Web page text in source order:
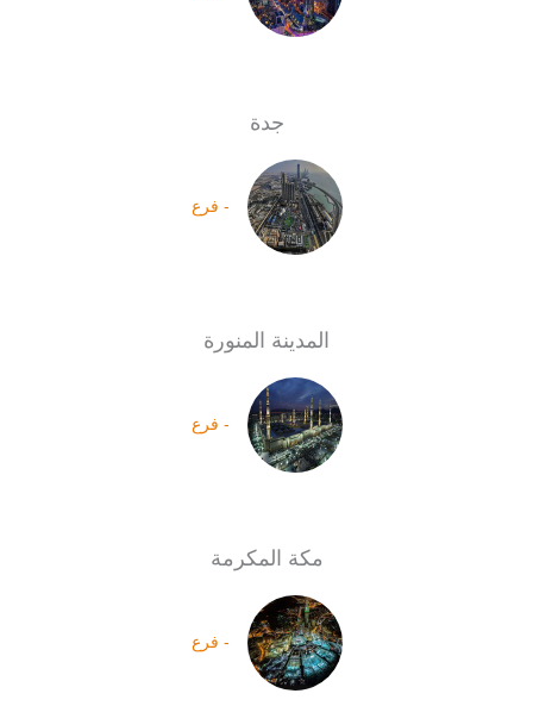
جدة
- فرع
المدينة المنورة
- فرع
مكة المكرمة
- فرع